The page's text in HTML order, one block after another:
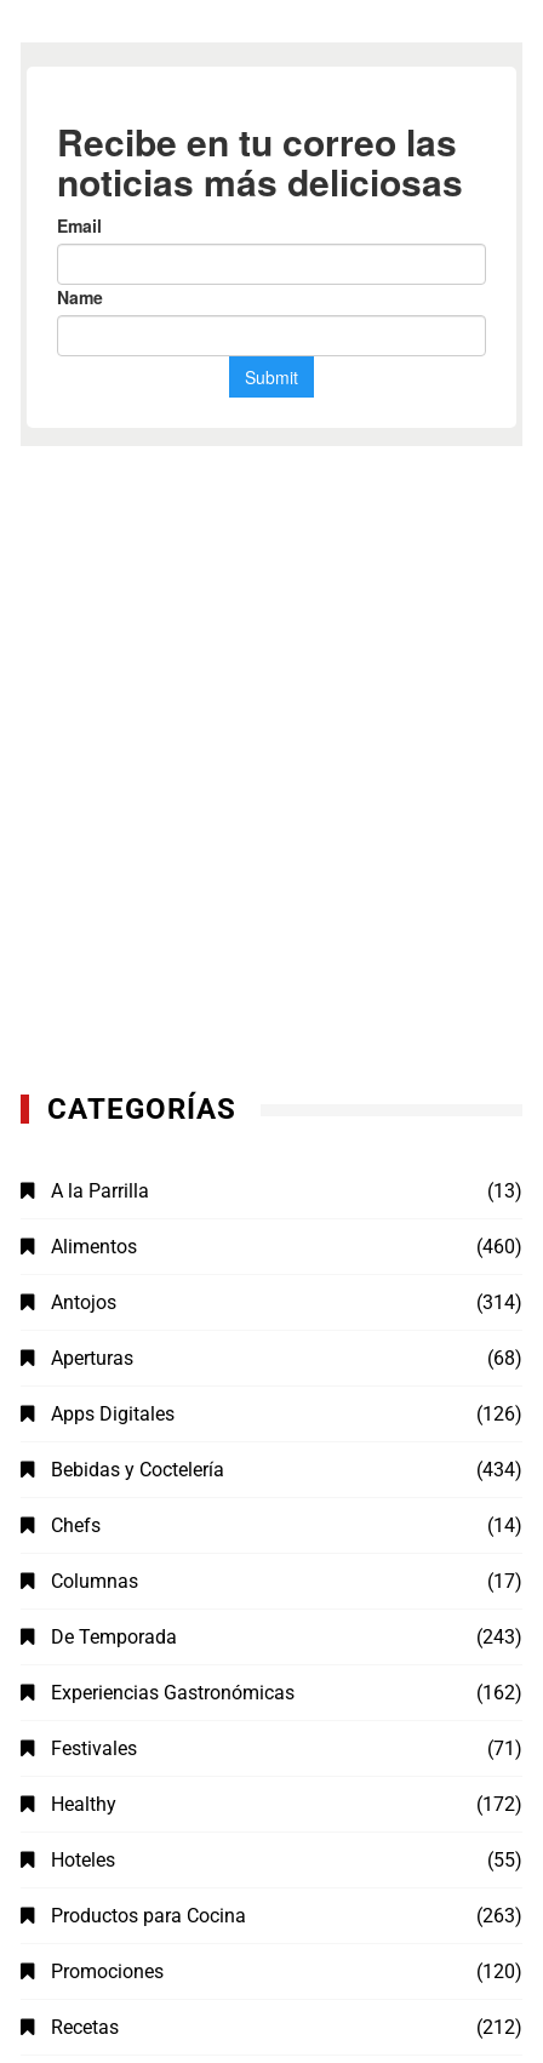
CATEGORÍAS
A la Parrilla (13)
Alimentos (460)
Antojos (314)
Aperturas (68)
Apps Digitales (126)
Bebidas y Coctelería (434)
Chefs (14)
Columnas (17)
De Temporada (243)
Experiencias Gastronómicas (162)
Festivales (71)
Healthy (172)
Hoteles (55)
Productos para Cocina (263)
Promociones (120)
Recetas (212)